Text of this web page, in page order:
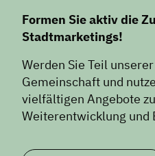
Formen Sie aktiv die
Stadtmarketings!
Werden Sie Teil
Gemeinschaft und
vielfältigen Angebote
Weiterentwicklung und